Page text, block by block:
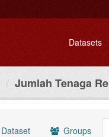
Datasets
Jumlah Tenaga
Dataset Groups